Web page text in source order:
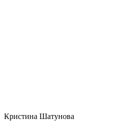
Кристина Шатунова